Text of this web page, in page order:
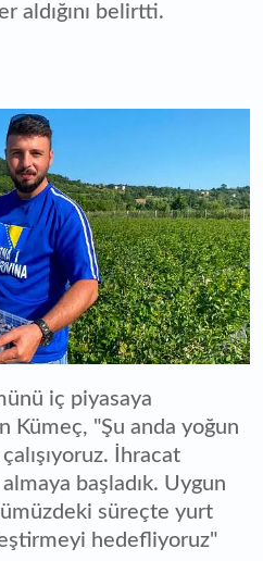
aldığını belirtti.
iç piyasaya
Kümeç, "Şu anda yoğun
İhracat
başladık. Uygun
süreçte yurt
hedefliyoruz"